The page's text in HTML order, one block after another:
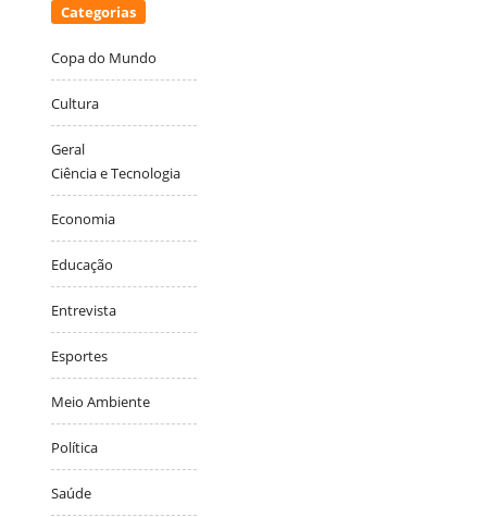
Categorias
Copa do Mundo
Cultura
Geral
Ciência e Tecnologia
Economia
Educação
Entrevista
Esportes
Meio Ambiente
Política
Saúde